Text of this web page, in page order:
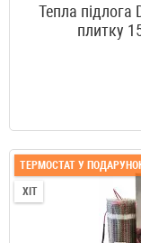
Тепла підлога
плитку
ТЕРМОСТАТ У
ХІТ